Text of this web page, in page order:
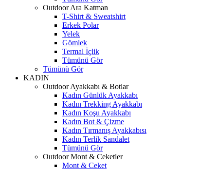
Outdoor Ara Katman
T-Shirt & Sweatshirt
Erkek Polar
Yelek
Gömlek
Termal İçlik
Tümünü Gör
Tümünü Gör
KADIN
Outdoor Ayakkabı & Botlar
Kadın Günlük Ayakkabı
Kadın Trekking Ayakkabı
Kadın Koşu Ayakkabı
Kadın Bot & Çizme
Kadın Tırmanış Ayakkabısı
Kadın Terlik Sandalet
Tümünü Gör
Outdoor Mont & Ceketler
Mont & Ceket